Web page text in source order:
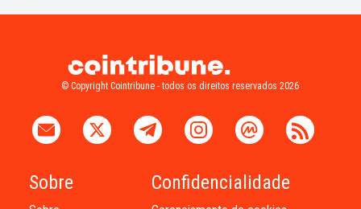
© Copyright Cointribune - todos os direitos reservados 2026
Sobre Confidencialidade